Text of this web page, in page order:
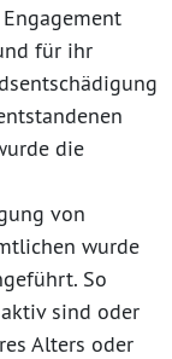
für ihr
die
von
wurde
So
sind oder
Alters oder